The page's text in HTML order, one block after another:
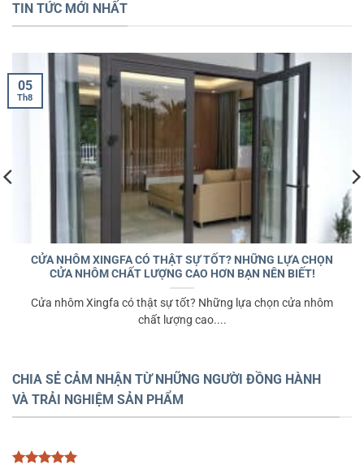
TIN TỨC MỚI NHẤT
CỬA NHÔM XINGFA CÓ THẬT SỰ TỐT? NHỮNG LỰA CHỌN
CỬA NHÔM CHẤT LƯỢNG CAO HƠN BẠN NÊN BIẾT!
Cửa nhôm Xingfa có thật sự tốt? Những lựa chọn cửa nhôm
chất lượng cao....
05
Th8
CHIA SẺ CẢM NHẬN TỪ NHỮNG NGƯỜI ĐỒNG HÀNH
VÀ TRẢI NGHIỆM SẢN PHẨM